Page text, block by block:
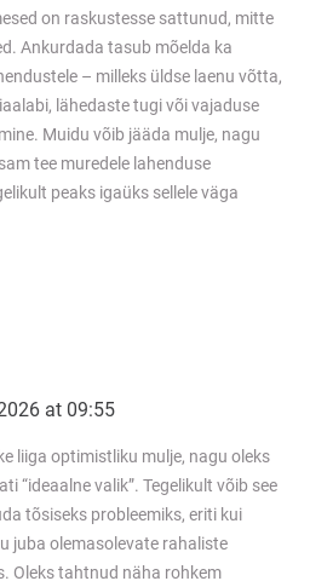
on raskustesse sattunud, mitte
Ankurdada tasub mõelda ka
– milleks üldse laenu võtta,
lähedaste tugi või vajaduse
Muidu võib jääda mulje, nagu
tee muredele lahenduse
peaks igaüks sellele väga
at 09:55
liiga optimistliku mulje, nagu oleks
“ideaalne valik”. Tegelikult võib see
tõsiseks probleemiks, eriti kui
juba olemasolevate rahaliste
Oleks tahtnud näha rohkem